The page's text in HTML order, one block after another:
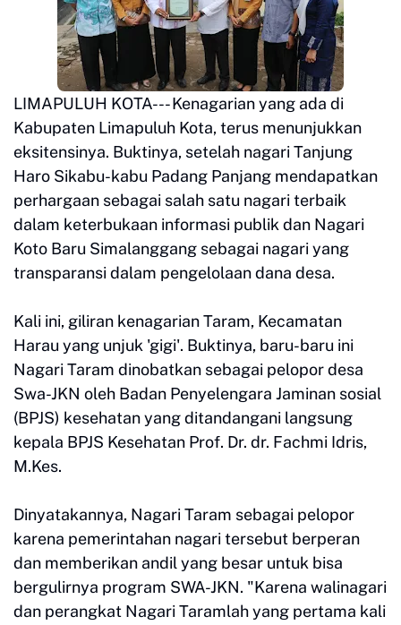
LIMAPULUH KOTA--- Kenagarian yang ada di
Kabupaten Limapuluh Kota, terus menunjukkan
eksitensinya. Buktinya, setelah nagari Tanjung
Haro Sikabu-kabu Padang Panjang mendapatkan
perhargaan sebagai salah satu nagari terbaik
dalam keterbukaan informasi publik dan Nagari
Koto Baru Simalanggang sebagai nagari yang
transparansi dalam pengelolaan dana desa.
Kali ini, giliran kenagarian Taram, Kecamatan
Harau yang unjuk 'gigi'. Buktinya, baru-baru ini
Nagari Taram dinobatkan sebagai pelopor desa
Swa-JKN oleh Badan Penyelengara Jaminan sosial
(BPJS) kesehatan yang ditandangani langsung
kepala BPJS Kesehatan Prof. Dr. dr. Fachmi Idris,
M.Kes.
Dinyatakannya, Nagari Taram sebagai pelopor
karena pemerintahan nagari tersebut berperan
dan memberikan andil yang besar untuk bisa
bergulirnya program SWA-JKN. "Karena walinagari
dan perangkat Nagari Taramlah yang pertama kali